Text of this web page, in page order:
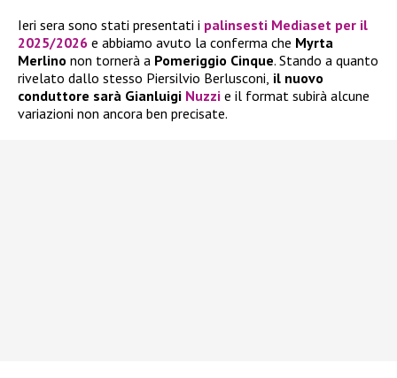
Ieri sera sono stati presentati i palinsesti Mediaset per il
2025/2026 e abbiamo avuto la conferma che Myrta
Merlino non tornerà a Pomeriggio Cinque. Stando a quanto
rivelato dallo stesso Piersilvio Berlusconi, il nuovo
conduttore sarà Gianluigi Nuzzi e il format subirà alcune
variazioni non ancora ben precisate.